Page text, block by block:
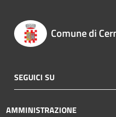
Comune di
SEGUICI SU
AMMINISTRAZIONE